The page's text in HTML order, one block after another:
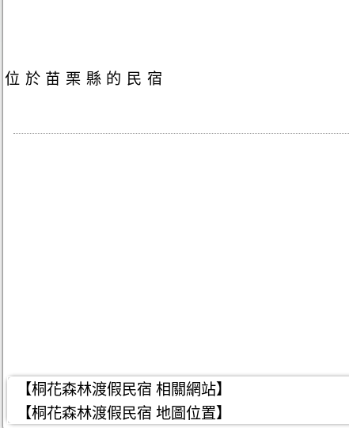
位於苗栗縣的民宿
【桐花森林渡假民宿 相關網站】
【桐花森林渡假民宿 地圖位置】